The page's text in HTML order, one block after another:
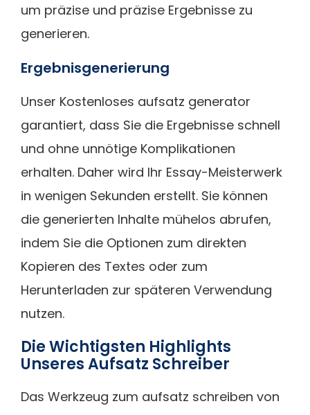
um präzise und präzise Ergebnisse zu
generieren.
Ergebnisgenerierung
Unser Kostenloses aufsatz generator
garantiert, dass Sie die Ergebnisse schnell
und ohne unnötige Komplikationen
erhalten. Daher wird Ihr Essay-Meisterwerk
in wenigen Sekunden erstellt. Sie können
die generierten Inhalte mühelos abrufen,
indem Sie die Optionen zum direkten
Kopieren des Textes oder zum
Herunterladen zur späteren Verwendung
nutzen.
Die Wichtigsten Highlights
Unseres Aufsatz Schreiber
Das Werkzeug zum aufsatz schreiben von